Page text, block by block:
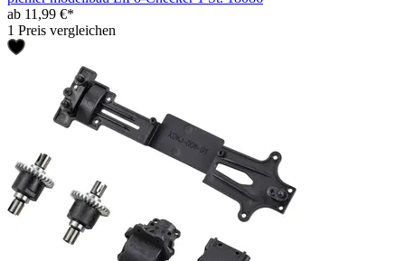
ab 11,99 €*
1 Preis vergleichen